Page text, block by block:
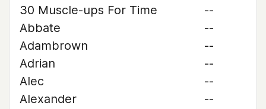
30 Muscle-ups For Time
--
Abbate
--
Adambrown
--
Adrian
--
Alec
--
Alexander
--